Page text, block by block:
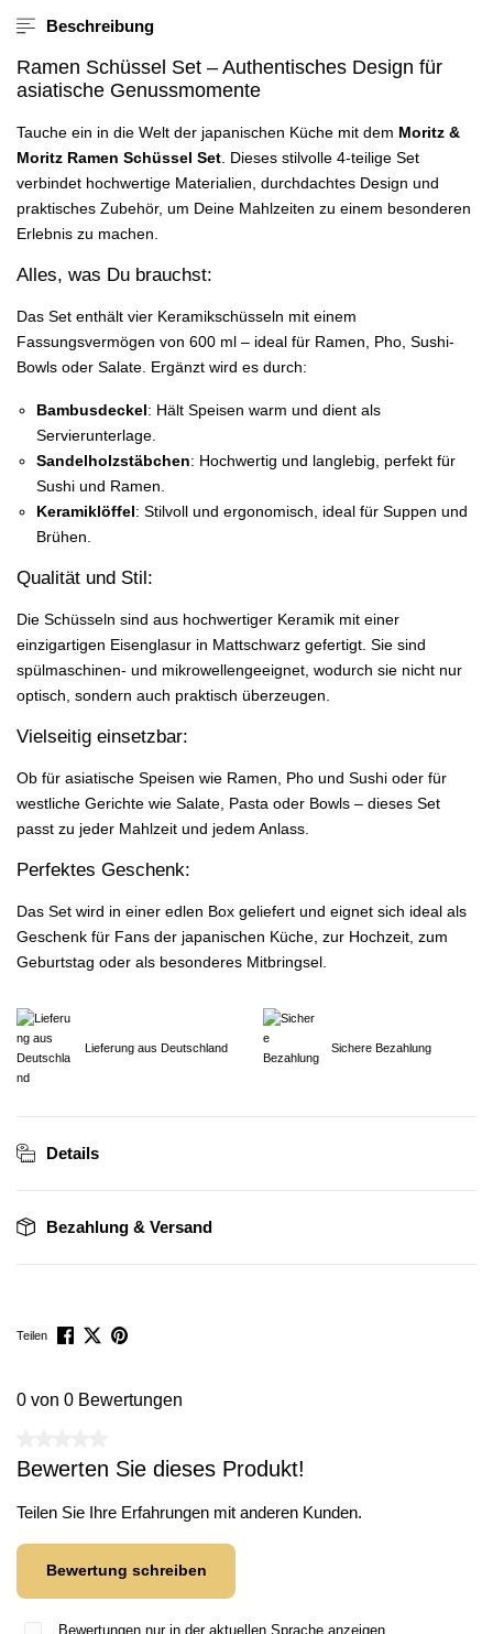
Beschreibung
Ramen Schüssel Set – Authentisches Design für
asiatische Genussmomente
Tauche ein in die Welt der japanischen Küche mit dem Moritz &
Moritz Ramen Schüssel Set . Dieses stilvolle 4-teilige Set
verbindet hochwertige Materialien, durchdachtes Design und
praktisches Zubehör, um Deine Mahlzeiten zu einem besonderen
Erlebnis zu machen.
Alles, was Du brauchst:
Das Set enthält vier Keramikschüsseln mit einem
Fassungsvermögen von 600 ml – ideal für Ramen, Pho, Sushi-
Bowls oder Salate. Ergänzt wird es durch:
Bambusdeckel: Hält Speisen warm und dient als
Servierunterlage.
Sandelholzstäbchen: Hochwertig und langlebig, perfekt für
Sushi und Ramen.
Keramiklöffel: Stilvoll und ergonomisch, ideal für Suppen und
Brühen.
Qualität und Stil:
Die Schüsseln sind aus hochwertiger Keramik mit einer
einzigartigen Eisenglasur in Mattschwarz gefertigt. Sie sind
spülmaschinen- und mikrowellengeeignet, wodurch sie nicht nur
optisch, sondern auch praktisch überzeugen.
Vielseitig einsetzbar:
Ob für asiatische Speisen wie Ramen, Pho und Sushi oder für
westliche Gerichte wie Salate, Pasta oder Bowls – dieses Set
passt zu jeder Mahlzeit und jedem Anlass.
Perfektes Geschenk:
Das Set wird in einer edlen Box geliefert und eignet sich ideal als
Geschenk für Fans der japanischen Küche, zur Hochzeit, zum
Geburtstag oder als besonderes Mitbringsel.
Lieferung aus Deutschland Sichere Bezahlung
Details
Bezahlung & Versand
Teilen
0 von 0 Bewertungen
Bewerten Sie dieses Produkt!
Teilen Sie Ihre Erfahrungen mit anderen Kunden.
Bewertung schreiben
Bewertungen nur in der aktuellen Sprache anzeigen.